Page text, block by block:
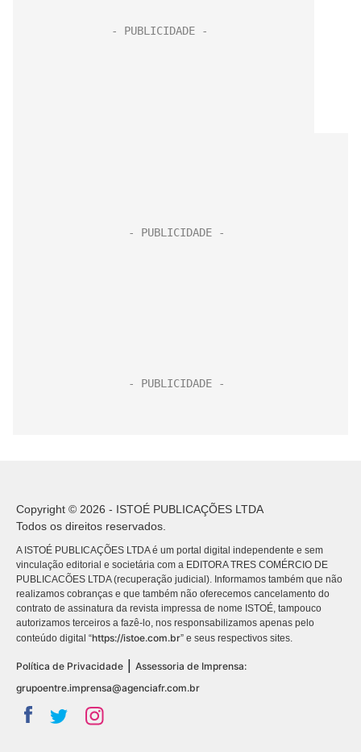
Copyright © 2026 - ISTOÉ PUBLICAÇÕES LTDA
Todos os direitos reservados.
A ISTOÉ PUBLICAÇÕES LTDA é um portal digital independente e sem
vinculação editorial e societária com a EDITORA TRES COMÉRCIO DE
PUBLICACÕES LTDA (recuperação judicial). Informamos também que não
realizamos cobranças e que também não oferecemos cancelamento do
contrato de assinatura da revista impressa de nome ISTOÉ, tampouco
autorizamos terceiros a fazê-lo, nos responsabilizamos apenas pelo
conteúdo digital “https://istoe.com.br” e seus respectivos sites.
Política de Privacidade
Assessoria de Imprensa:
grupoentre.imprensa@agenciafr.com.br